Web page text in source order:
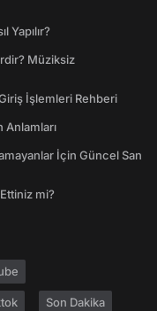
Yapılır?
Müziksiz
İşlemleri Rehberi
Anlamları
İçin Güncel San
mi?
Son Dakika